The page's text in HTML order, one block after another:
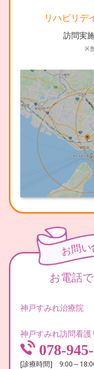
リハビリデ
訪問実
※
お問い
お電話
神戸すみれ治療院
神戸すみれ訪問看
078-
[診療時間] 9:00～